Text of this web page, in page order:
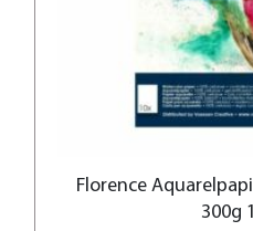
Florence
300g